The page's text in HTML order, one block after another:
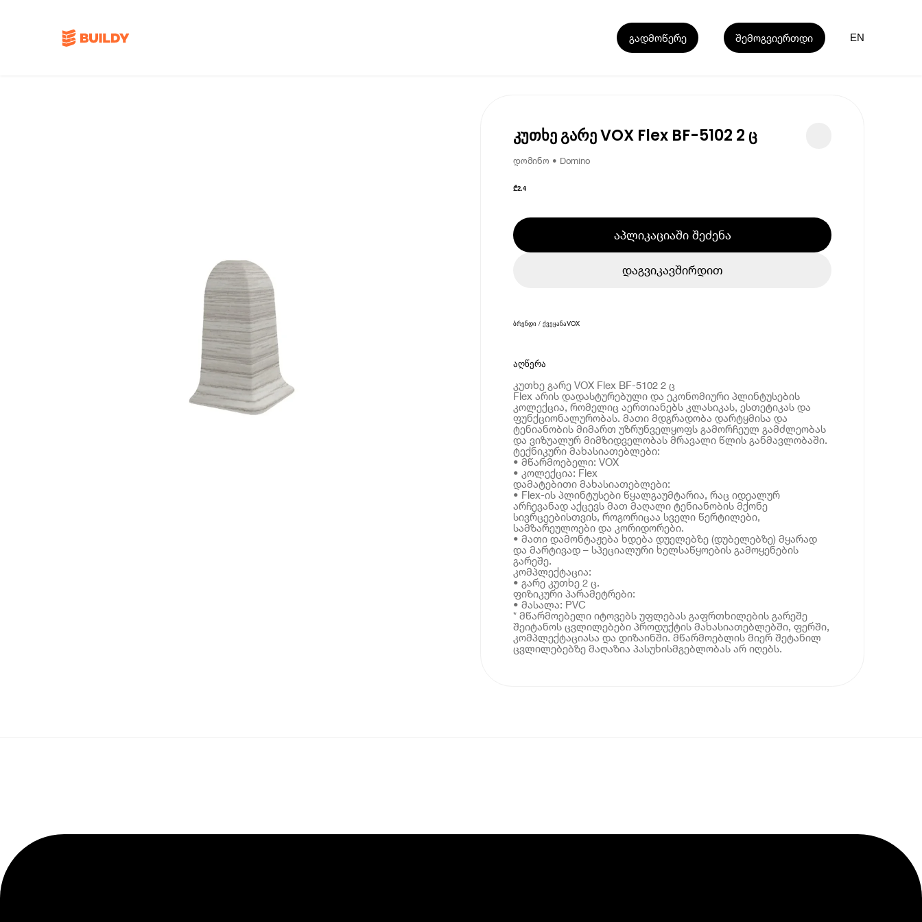
გადმოწერე შემოგვიერთდი EN
კუთხე გარე VOX Flex BF-5102 2 ც
დომინო • Domino
₾2.4
აპლიკაციაში შეძენა
დაგვიკავშირდით
ბრენდი / ქვეყანაVOX
აღწერა
კუთხე გარე VOX Flex BF-5102 2 ც
Flex არის დადასტურებული და ეკონომიური პლინტუსების
კოლექცია, რომელიც აერთიანებს კლასიკას, ესთეტიკას და
ფუნქციონალურობას. მათი მდგრადობა დარტყმისა და
ტენიანობის მიმართ უზრუნველყოფს გამორჩეულ გამძლეობას
და ვიზუალურ მიმზიდველობას მრავალი წლის განმავლობაში.
ტექნიკური მახასიათებლები:
• მწარმოებელი: VOX
• კოლექცია: Flex
დამატებითი მახასიათებლები:
• Flex-ის პლინტუსები წყალგაუმტარია, რაც იდეალურ
არჩევანად აქცევს მათ მაღალი ტენიანობის მქონე
სივრცეებისთვის, როგორიცაა სველი წერტილები,
სამზარეულოები და კორიდორები.
• მათი დამონტაჟება ხდება დუელებზე (დუბელებზე) მყარად
და მარტივად – სპეციალური ხელსაწყოების გამოყენების
გარეშე.
კომპლექტაცია:
• გარე კუთხე 2 ც.
ფიზიკური პარამეტრები:
• მასალა: PVC
* მწარმოებელი იტოვებს უფლებას გაფრთხილების გარეშე
შეიტანოს ცვლილებები პროდუქტის მახასიათებლებში, ფერში,
კომპლექტაციასა და დიზაინში. მწარმოებლის მიერ შეტანილ
ცვლილებებზე მაღაზია პასუხისმგებლობას არ იღებს.